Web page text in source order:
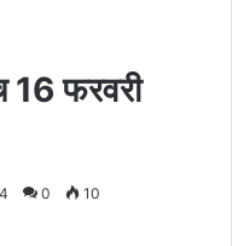
16 फरवरी
0 10